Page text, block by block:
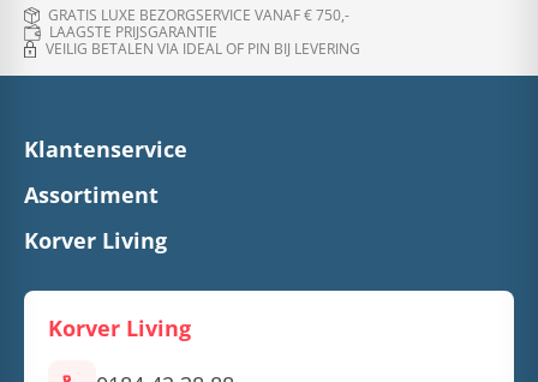
GRATIS LUXE BEZORGSERVICE VANAF € 750,-
LAAGSTE PRIJSGARANTIE
VEILIG BETALEN VIA IDEAL OF PIN BIJ LEVERING
Klantenservice
Assortiment
Korver Living
Korver Living